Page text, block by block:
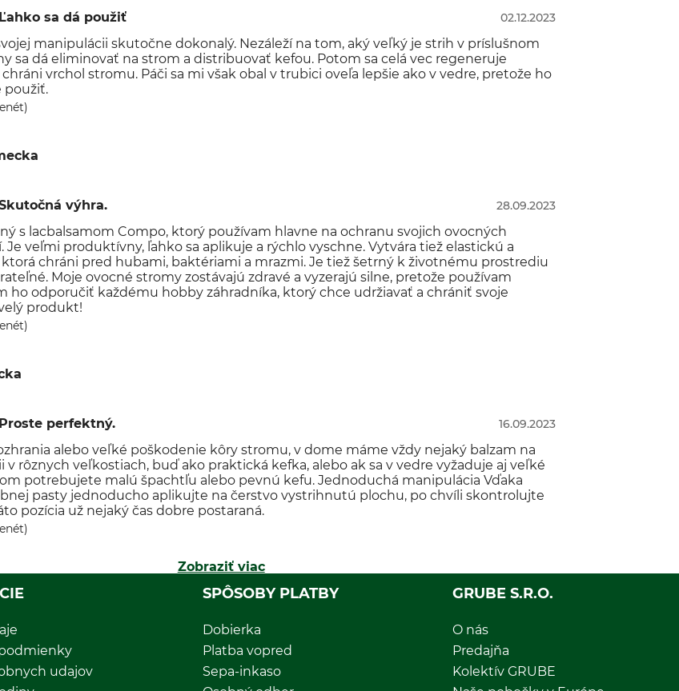
Ľahko sa dá použiť 02.12.2023
manipulácii skutočne dokonalý. Nezáleží na tom, aký veľký je strih v príslušnom
sa dá eliminovať na strom a distribuovať kefou. Potom sa celá vec regeneruje
vrchol stromu. Páči sa mi však obal v trubici oveľa lepšie ako v vedre, pretože ho
použiť.
výhra. 28.09.2023
s lacbalsamom Compo, ktorý používam hlavne na ochranu svojich ovocných
Je veľmi produktívny, ľahko sa aplikuje a rýchlo vyschne. Vytvára tiež elastickú a
chráni pred hubami, baktériami a mrazmi. Je tiež šetrný k životnému prostrediu
Moje ovocné stromy zostávajú zdravé a vyzerajú silne, pretože používam
ho odporučiť každému hobby záhradníka, ktorý chce udržiavať a chrániť svoje
produkt!
Proste perfektný. 16.09.2023
alebo veľké poškodenie kôry stromu, v dome máme vždy nejaký balzam na
v rôznych veľkostiach, buď ako praktická kefka, alebo ak sa v vedre vyžaduje aj veľké
potrebujete malú špachtľu alebo pevnú kefu. Jednoduchá manipulácia Vďaka
pasty jednoducho aplikujte na čerstvo vystrihnutú plochu, po chvíli skontrolujte
pozícia už nejaký čas dobre postaraná.
Zobraziť viac
udajov
SPÔSOBY PLATBY
Dobierka
Platba vopred
Sepa-inkaso
GRUBE S.R.O.
O nás
Predajňa
Kolektív GRUBE